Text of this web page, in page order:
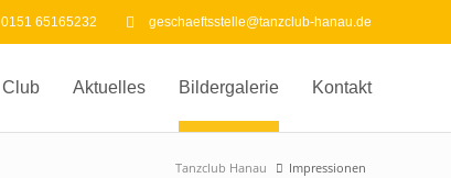
0151 65165232 geschaeftsstelle@tanzclub-hanau.de
Club Aktuelles Bildergalerie Kontakt
Tanzclub Hanau Impressionen